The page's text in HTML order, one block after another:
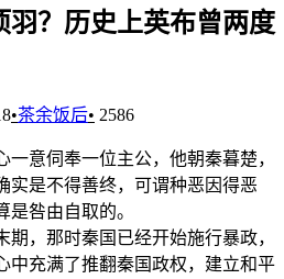
羽？历史上英布曾两度
•茶余饭后• 2586
意伺奉一位主公，他朝秦暮楚，
实是不得善终，可谓种恶因得恶
咎由自取的。
，那时秦国已经开始施行暴政，
中充满了推翻秦国政权，建立和平